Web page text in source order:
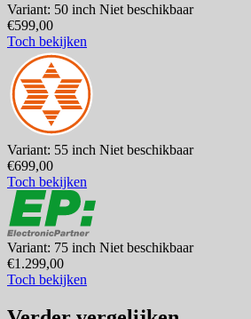
Variant: 50 inch Niet beschikbaar
€599,00
Toch bekijken
Variant: 55 inch Niet beschikbaar
€699,00
Toch bekijken
Variant: 75 inch Niet beschikbaar
€1.299,00
Toch bekijken